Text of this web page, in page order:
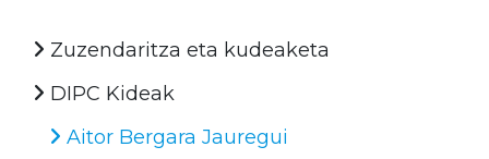
Zuzendaritza eta kudeaketa
DIPC Kideak
Aitor Bergara Jauregui